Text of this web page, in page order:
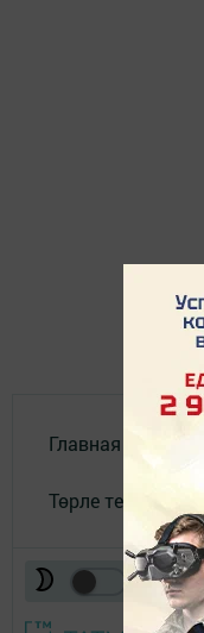
Главная
Төрле темалар